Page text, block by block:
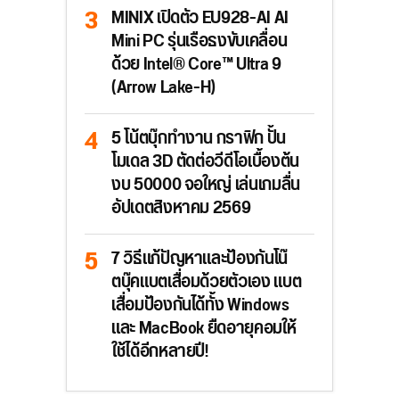
MINIX เปิดตัว EU928-AI AI
Mini PC รุ่นเรือธงขับเคลื่อน
ด้วย Intel® Core™ Ultra 9
(Arrow Lake-H)
5 โน้ตบุ๊กทำงาน กราฟิก ปั้น
โมเดล 3D ตัดต่อวีดีโอเบื้องต้น
งบ 50000 จอใหญ่ เล่นเกมลื่น
อัปเดตสิงหาคม 2569
7 วิธีแก้ปัญหาและป้องกันโน๊
ตบุ๊คแบตเสื่อมด้วยตัวเอง แบต
เสื่อมป้องกันได้ทั้ง Windows
และ MacBook ยืดอายุคอมให้
ใช้ได้อีกหลายปี!